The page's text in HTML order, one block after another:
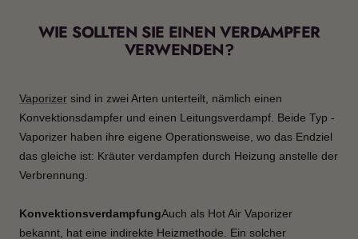
WIE SOLLTEN SIE EINEN VERDAMPFER
VERWENDEN?
Vaporizer sind in zwei Arten unterteilt, nämlich einen
Konvektionsdampfer und einen Leitungsverdampf. Beide Typ -
Vaporizer haben ihre eigene Operationsweise, wo das Endziel
das gleiche ist: Kräuter verdampfen durch Heizung anstelle der
Verbrennung.
KonvektionsverdampfungAuch als Hot Air Vaporizer
bekannt, hat eine indirekte Heizmethode. Ein solcher